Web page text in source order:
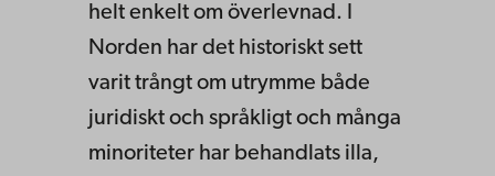
helt enkelt om överlevnad. I
Norden har det historiskt sett
varit trångt om utrymme både
juridiskt och språkligt och många
minoriteter har behandlats illa,